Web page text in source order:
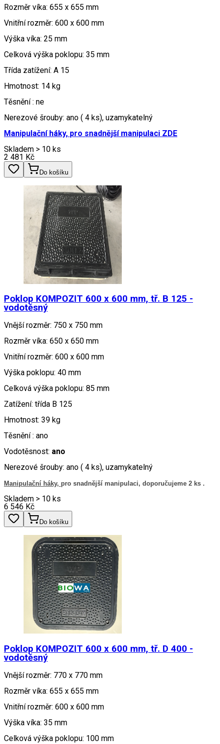
Rozměr víka: 655 x 655 mm
Vnitřní rozměr: 600 x 600 mm
Výška víka: 25 mm
Celková výška poklopu: 35 mm
Třída zatížení: A 15
Hmotnost: 14 kg
Těsnění : ne
Nerezové šrouby: ano ( 4 ks), uzamykatelný
Manipulační háky, pro snadnější manipulaci ZDE
Skladem > 10 ks
2 481 Kč
Do košíku
Poklop KOMPOZIT 600 x 600 mm, tř. B 125 -
vodotěsný
Vnější rozměr: 750 x 750 mm
Rozměr víka: 650 x 650 mm
Vnitřní rozměr: 600 x 600 mm
Výška poklopu: 40 mm
Celková výška poklopu: 85 mm
Zatížení: třída B 125
Hmotnost: 39 kg
Těsnění : ano
Vodotěsnost: ano
Nerezové šrouby: ano ( 4 ks), uzamykatelný
Manipulační háky, pro snadnější manipulaci, doporučujeme 2 ks .
Skladem > 10 ks
6 546 Kč
Do košíku
Poklop KOMPOZIT 600 x 600 mm, tř. D 400 -
vodotěsný
Vnější rozměr: 770 x 770 mm
Rozměr víka: 655 x 655 mm
Vnitřní rozměr: 600 x 600 mm
Výška víka: 35 mm
Celková výška poklopu: 100 mm